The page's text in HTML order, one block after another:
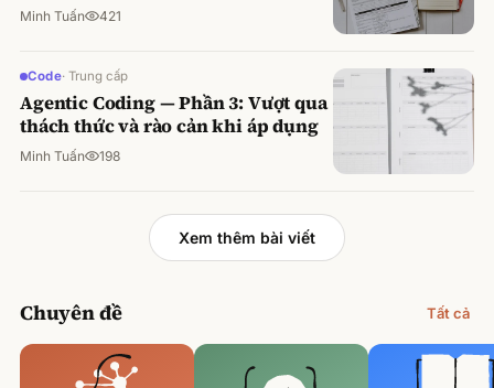
Minh Tuấn 421
Code· Trung cấp
Agentic Coding — Phần 3: Vượt qua
thách thức và rào cản khi áp dụng
Minh Tuấn 198
Xem thêm bài viết
Chuyên đề Tất cả